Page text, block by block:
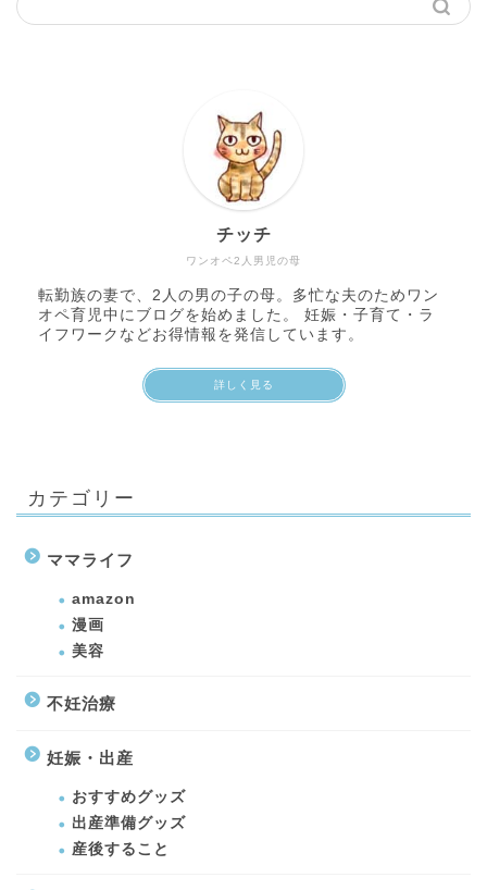
ワンオペ2人男児の母
チッチ
転勤族の妻で、2人の男の子の母。多忙な夫のためワン
オペ育児中にブログを始めました。 妊娠・子育て・ラ
イフワークなどお得情報を発信しています。
詳しく見る
カテゴリー
ママライフ
amazon
漫画
美容
不妊治療
妊娠・出産
おすすめグッズ
出産準備グッズ
産後すること